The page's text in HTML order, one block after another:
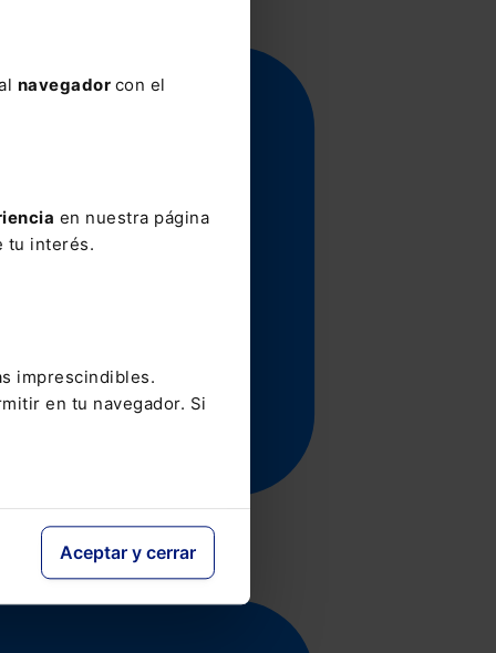
navegador con el
en nuestra página
tu interés.
imprescindibles.
en tu navegador. Si
Aceptar y cerrar